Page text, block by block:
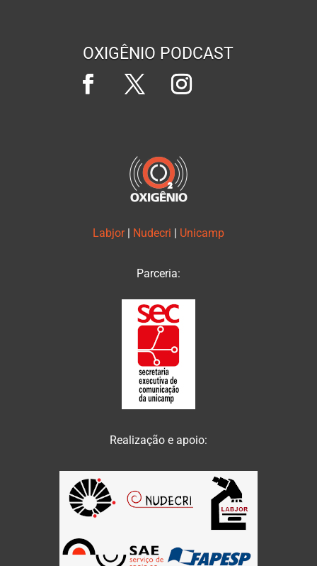
OXIGÊNIO PODCAST
Labjor | Nudecri | Unicamp
Parceria:
Realização e apoio: